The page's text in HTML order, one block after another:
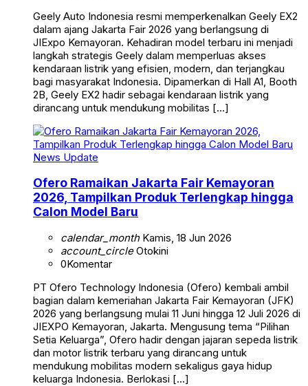
Geely Auto Indonesia resmi memperkenalkan Geely EX2
dalam ajang Jakarta Fair 2026 yang berlangsung di
JIExpo Kemayoran. Kehadiran model terbaru ini menjadi
langkah strategis Geely dalam memperluas akses
kendaraan listrik yang efisien, modern, dan terjangkau
bagi masyarakat Indonesia. Dipamerkan di Hall A1, Booth
2B, Geely EX2 hadir sebagai kendaraan listrik yang
dirancang untuk mendukung mobilitas […]
News Update
Ofero Ramaikan Jakarta Fair Kemayoran
2026, Tampilkan Produk Terlengkap hingga
Calon Model Baru
calendar_monthKamis, 18 Jun 2026
account_circleOtokini
0Komentar
PT Ofero Technology Indonesia (Ofero) kembali ambil
bagian dalam kemeriahan Jakarta Fair Kemayoran (JFK)
2026 yang berlangsung mulai 11 Juni hingga 12 Juli 2026 di
JIEXPO Kemayoran, Jakarta. Mengusung tema “Pilihan
Setia Keluarga”, Ofero hadir dengan jajaran sepeda listrik
dan motor listrik terbaru yang dirancang untuk
mendukung mobilitas modern sekaligus gaya hidup
keluarga Indonesia. Berlokasi […]